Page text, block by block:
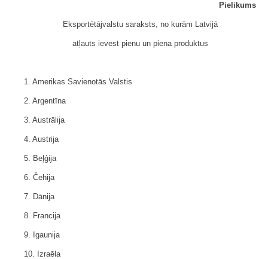
Pielikums
Eksportētājvalstu saraksts, no kurām Latvijā
atļauts ievest pienu un piena produktus
1. Amerikas Savienotās Valstis
2. Argentīna
3. Austrālija
4. Austrija
5. Beļģija
6. Čehija
7. Dānija
8. Francija
9. Igaunija
10. Izraēla